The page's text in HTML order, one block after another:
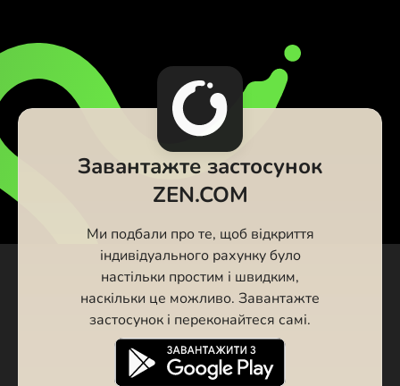
Завантажте застосунок
ZEN.COM
Ми подбали про те, щоб відкриття
індивідуального рахунку було
настільки простим і швидким,
наскільки це можливо. Завантажте
застосунок і переконайтеся самі.